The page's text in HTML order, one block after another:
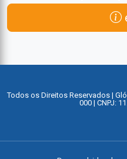
Todos os Direitos Reservados |
000 | CNPJ: